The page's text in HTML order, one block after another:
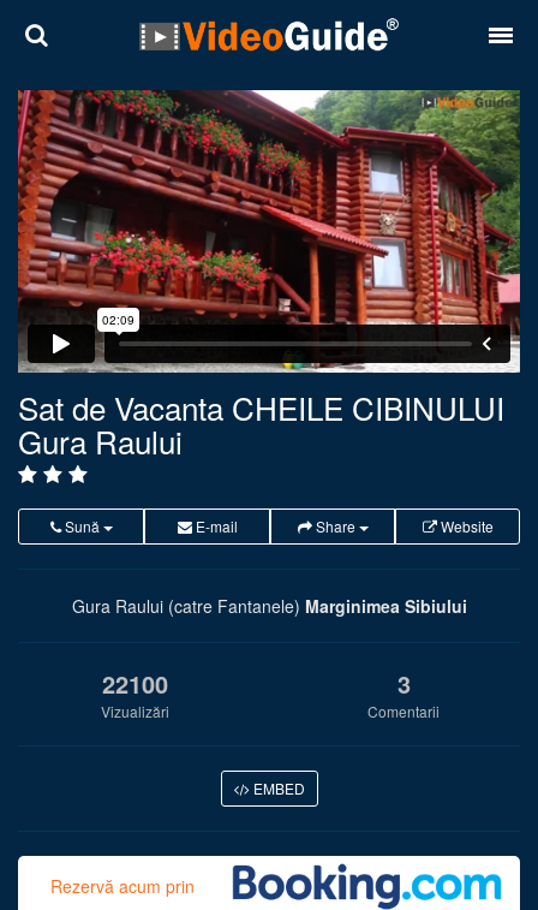
Sat de Vacanta CHEILE CIBINULUI
Gura Raului
Sună E-mail Share Website
Gura Raului (catre Fantanele) Marginimea Sibiului
22100
Vizualizări
3
Comentarii
EMBED
Rezervă acum prin
Locuri
Destinații
Prețuri
Contact
Despre noi
Reguli de confidentialitate